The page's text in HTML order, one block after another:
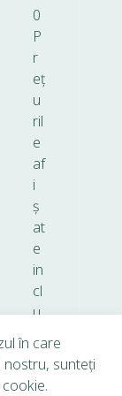
0
P
r
eț
u
ril
e
af
i
ș
at
e
in
cl
u
T
V
în care
nostru, sunteți